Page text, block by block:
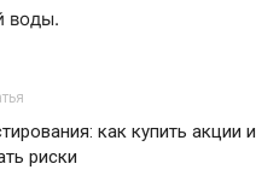
воды.
как купить акции и
риски